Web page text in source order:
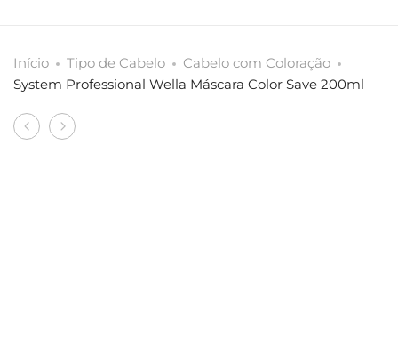
Início Tipo de Cabelo
Cabelo com Coloração
System Professional Wella Máscara Color Save 200ml
Produto
System
System